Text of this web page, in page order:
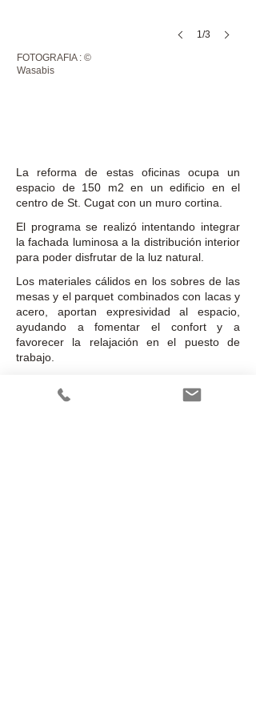
1/3
FOTOGRAFIA : ©
Wasabis
La reforma de estas oficinas ocupa un
espacio de 150 m2 en un edificio en el
centro de St. Cugat con un muro cortina.
El programa se realizó intentando integrar
la fachada luminosa a la distribución interior
para poder disfrutar de la luz natural.
Los materiales cálidos en los sobres de las
mesas y el parquet combinados con lacas y
acero, aportan expresividad al espacio,
ayudando a fomentar el confort y a
favorecer la relajación en el puesto de
trabajo.